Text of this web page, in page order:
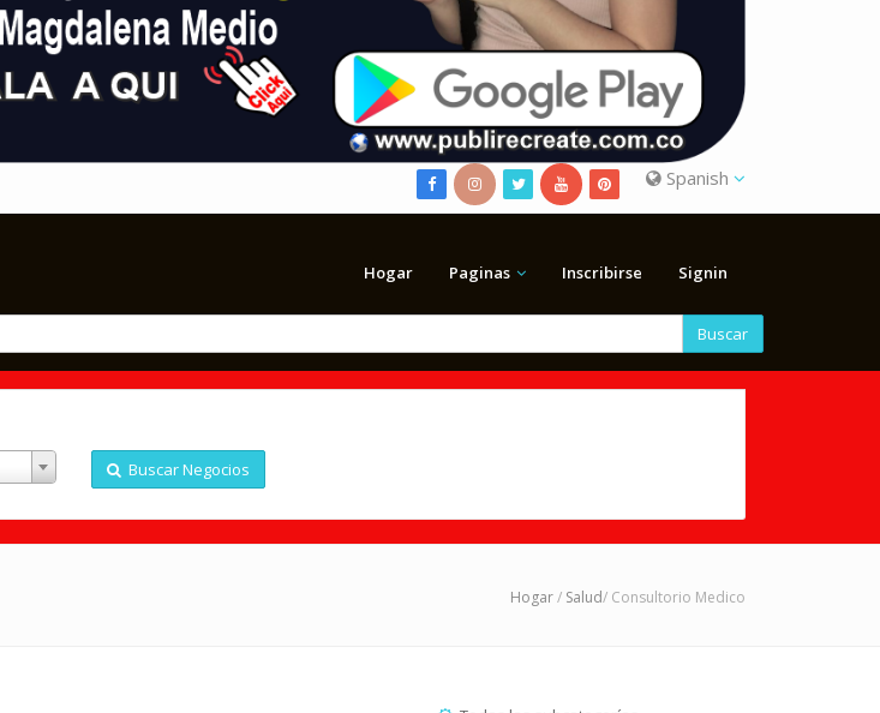
Spanish
Hogar Paginas Inscribirse Signin
Buscar
Buscar Negocios
Hogar/ Salud/ Consultorio Medico